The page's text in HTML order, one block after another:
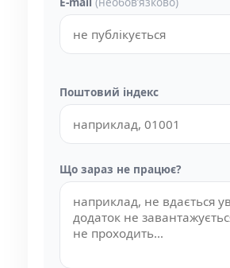
Поштовий індекс
Що зараз не працює?